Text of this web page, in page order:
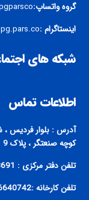
گروه واتساپ:
اینستاگرام :pg.pars.co
شبکه های
اطلاعات تماس
آدرس : بلوار فردیس
کوچه صنعتگر ، پلاک 9
تلفن دفتر مرکزی : 66758691 – 021 – 66758692 – 021
تلفن کارخانه :36640742 – 026 – 36646562 – 026